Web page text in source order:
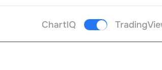
ChartIQ